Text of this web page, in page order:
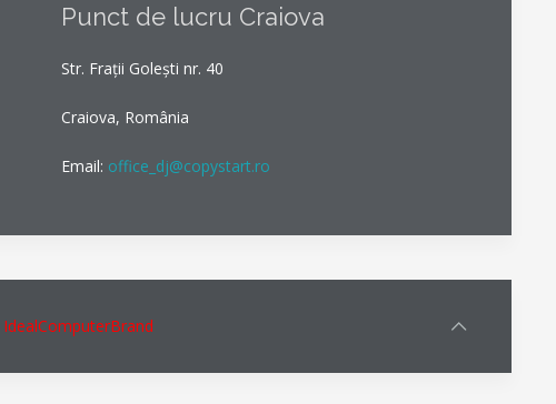
Punct de lucru Craiova
Str. Frații Golești nr. 40
Craiova, România
Email: office_dj@copystart.ro
IdealComputerBrand